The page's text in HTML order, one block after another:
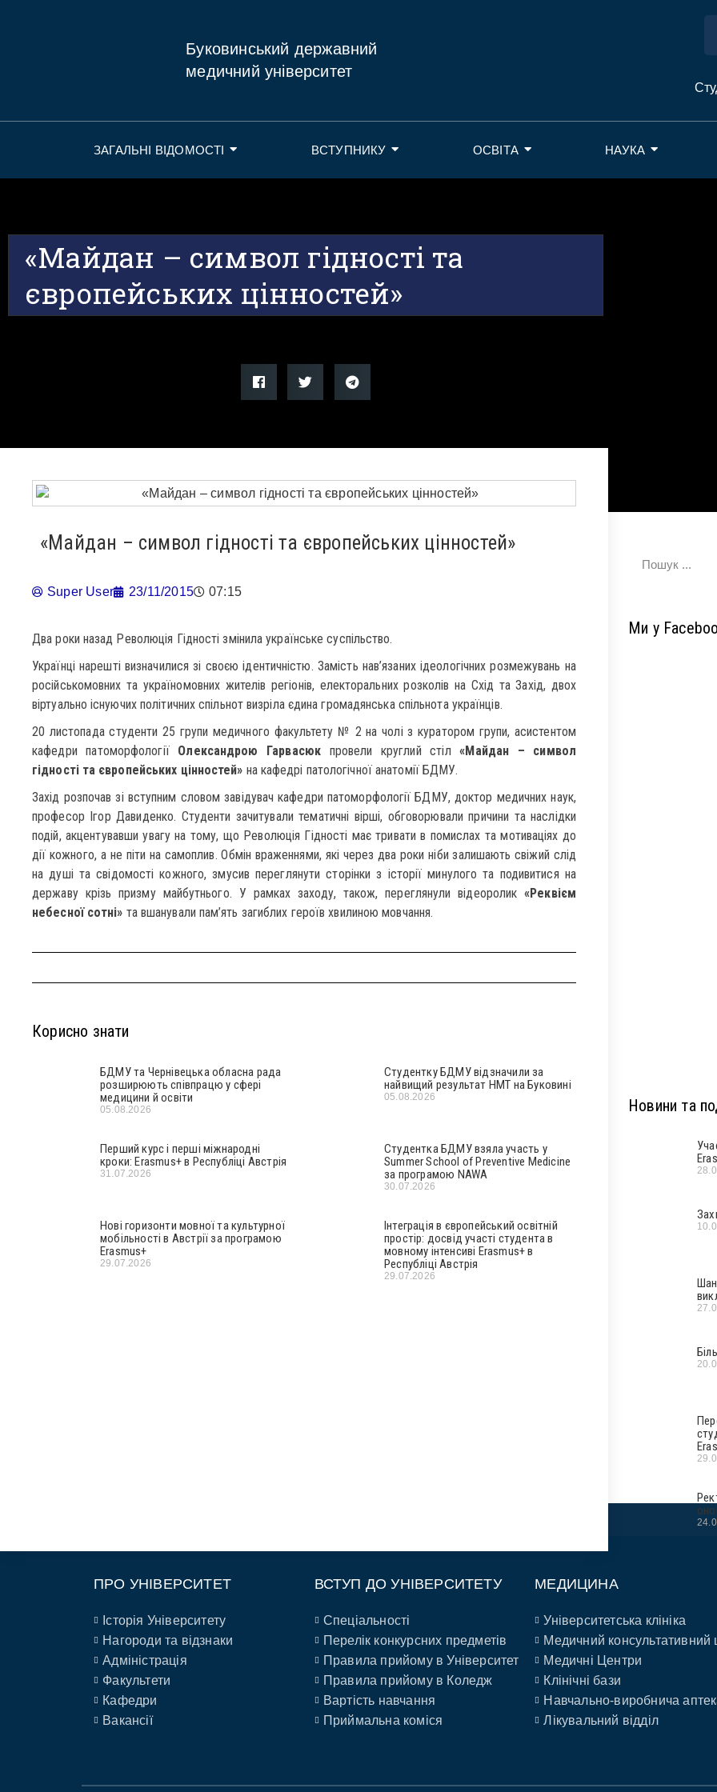
Буковинський державний
медичний університет
ЗАГАЛЬНІ ВІДОМОСТІ ВСТУПНИКУ ОСВІТА НАУКА
«Майдан – символ гідності та
європейських цінностей»
«Майдан – символ гідності та європейських цінностей»
Super User 23/11/2015 07:15
Два роки назад Революція Гідності змінила українське суспільство.
Українці нарешті визначилися зі своєю ідентичністю. Замість нав’язаних ідеологічних розмежувань на
російськомовних та україномовних жителів регіонів, електоральних розколів на Схід та Захід, двох
віртуально існуючих політичних спільнот визріла єдина громадянська спільнота українців.
20 листопада студенти 25 групи медичного факультету № 2 на чолі з куратором групи, асистентом
кафедри патоморфології Олександрою Гарвасюкпровели круглий стіл«Майдан – символ
гідності та європейських цінностей» на кафедрі патологічної анатомії БДМУ.
Захід розпочав зі вступним словом завідувач кафедри патоморфології БДМУ, доктор медичних наук,
професор Ігор Давиденко. Студенти зачитували тематичні вірші, обговорювали причини та наслідки
подій, акцентувавши увагу на тому, що Революція Гідності має тривати в помислах та мотиваціях до
дії кожного, а не піти на самоплив. Обмін враженнями, які через два роки ніби залишають свіжий слід
на душі та свідомості кожного, змусив переглянути сторінки з історії минулого та подивитися на
державу крізь призму майбутнього. У рамках заходу, також, переглянули відеоролик «Реквієм
небесної сотні» та вшанували пам’ять загиблих героїв хвилиною мовчання.
Корисно знати
БДМУ та Чернівецька обласна рада
розширюють співпрацю у сфері
медицини й освіти
05.08.2026
Студентку БДМУ відзначили за
найвищий результат НМТ на Буковині
05.08.2026
Перший курс і перші міжнародні
кроки: Erasmus+ в Республіці Австрія
31.07.2026
Студентка БДМУ взяла участь у
Summer School of Preventive Medicine
за програмою NAWA
30.07.2026
Нові горизонти мовної та культурної
мобільності в Австрії за програмою
Erasmus+
29.07.2026
Інтеграція в європейський освітній
простір: досвід участі студента в
мовному інтенсиві Erasmus+ в
Республіці Австрія
29.07.2026
Ми у
Новини та
ПРО УНІВЕРСИТЕТ
Історія Університету
Нагороди та відзнаки
Адміністрація
Факультети
Кафедри
Вакансії
ВСТУП ДО УНІВЕРСИТЕТУ
Спеціальності
Перелік конкурсних предметів
Правила прийому в Університет
Правила прийому в Коледж
Вартість навчання
Приймальна коміся
МЕДИЦИНА
Університетська клініка
Медичний консультативний
Медичні Центри
Клінічні бази
Навчально-виробнича
Лікувальний відділ